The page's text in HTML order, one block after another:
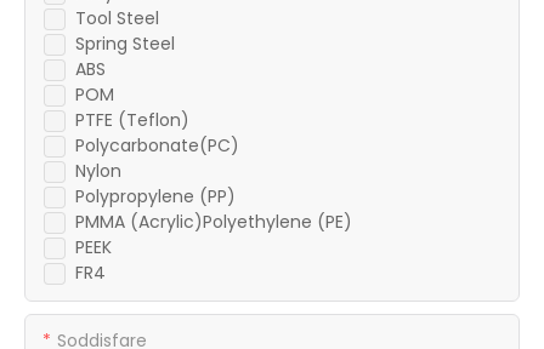
Tool Steel
Spring Steel
ABS
POM
PTFE (Teflon)
Polycarbonate(PC)
Nylon
Polypropylene (PP)
PMMA (Acrylic)Polyethylene (PE)
PEEK
FR4
Soddisfare